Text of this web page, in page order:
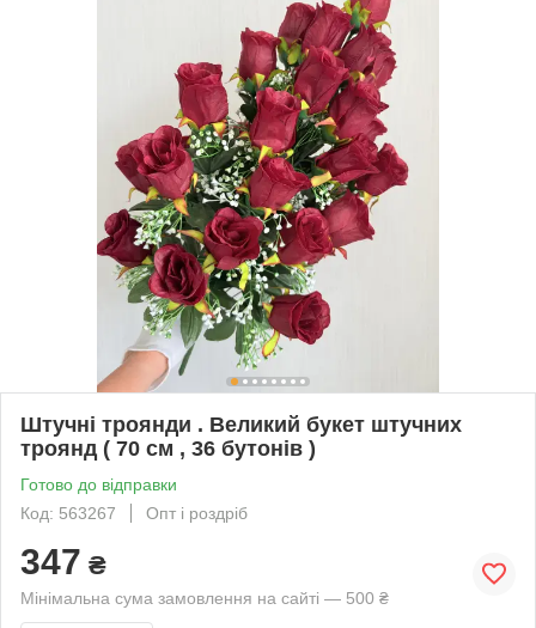
Штучні троянди . Великий букет штучних
троянд ( 70 см , 36 бутонів )
Готово до відправки
Код: 563267
Опт і роздріб
347 ₴
Мінімальна сума замовлення на сайті — 500 ₴